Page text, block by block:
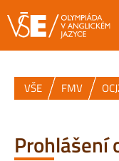
VŠE FMV
Prohlášení